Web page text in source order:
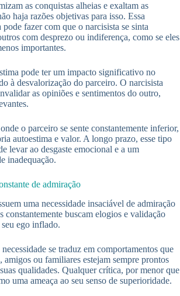
as conquistas alheias e exaltam as
haja razões objetivas para isso. Essa
pode fazer com que o narcisista se sinta
com desprezo ou indiferença, como se eles
importantes.
pode ter um impacto significativo no
à desvalorização do parceiro. O narcisista
as opiniões e sentimentos do outro,
o parceiro se sente constantemente inferior,
autoestima e valor. A longo prazo, esse tipo
levar ao desgaste emocional e a um
inadequação.
de admiração
uma necessidade insaciável de admiração
constantemente buscam elogios e validação
ego inflado.
se traduz em comportamentos que
amigos ou familiares estejam sempre prontos
qualidades. Qualquer crítica, por menor que
uma ameaça ao seu senso de superioridade.